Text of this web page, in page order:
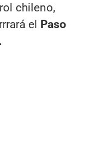
chileno,
el Paso